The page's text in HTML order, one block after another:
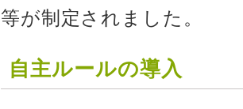
等が制定されました。
自主ルールの導入